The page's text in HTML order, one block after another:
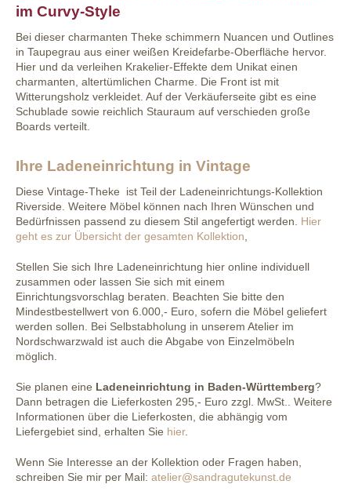
im Curvy-Style
Bei dieser charmanten Theke schimmern Nuancen und Outlines
in Taupegrau aus einer weißen Kreidefarbe-Oberfläche hervor.
Hier und da verleihen Krakelier-Effekte dem Unikat einen
charmanten, altertümlichen Charme. Die Front ist mit
Witterungsholz verkleidet. Auf der Verkäuferseite gibt es eine
Schublade sowie reichlich Stauraum auf verschieden große
Boards verteilt.
Ihre Ladeneinrichtung in Vintage
Diese Vintage-Theke ist Teil der Ladeneinrichtungs-Kollektion
Riverside. Weitere Möbel können nach Ihren Wünschen und
Bedürfnissen passend zu diesem Stil angefertigt werden. Hier
geht es zur Übersicht der gesamten Kollektion
Stellen Sie sich Ihre Ladeneinrichtung hier online individuell
zusammen oder lassen Sie sich mit einem
Einrichtungsvorschlag beraten. Beachten Sie bitte den
Mindestbestellwert von 6.000,- Euro, sofern die Möbel geliefert
werden sollen. Bei Selbstabholung in unserem Atelier im
Nordschwarzwald ist auch die Abgabe von Einzelmöbeln
möglich.
Sie planen eine Ladeneinrichtung in Baden-Württemberg?
Dann betragen die Lieferkosten 295,- Euro zzgl. MwSt.. Weitere
Informationen über die Lieferkosten, die abhängig vom
Liefergebiet sind, erhalten Sie hier.
Wenn Sie Interesse an der Kollektion oder Fragen haben,
schreiben Sie mir per Mail: atelier@sandragutekunst.de